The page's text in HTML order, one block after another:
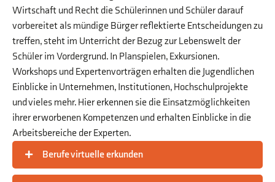
Wirtschaft und Recht die Schülerinnen und Schüler darauf
vorbereitet als mündige Bürger reflektierte Entscheidungen zu
treffen, steht im Unterricht der Bezug zur Lebenswelt der
Schüler im Vordergrund. In Planspielen, Exkursionen.
Workshops und Expertenvorträgen erhalten die Jugendlichen
Einblicke in Unternehmen, Institutionen, Hochschulprojekte
und vieles mehr. Hier erkennen sie die Einsatzmöglichkeiten
ihrer erworbenen Kompetenzen und erhalten Einblicke in die
Arbeitsbereiche der Experten.
Berufe virtuelle erkunden